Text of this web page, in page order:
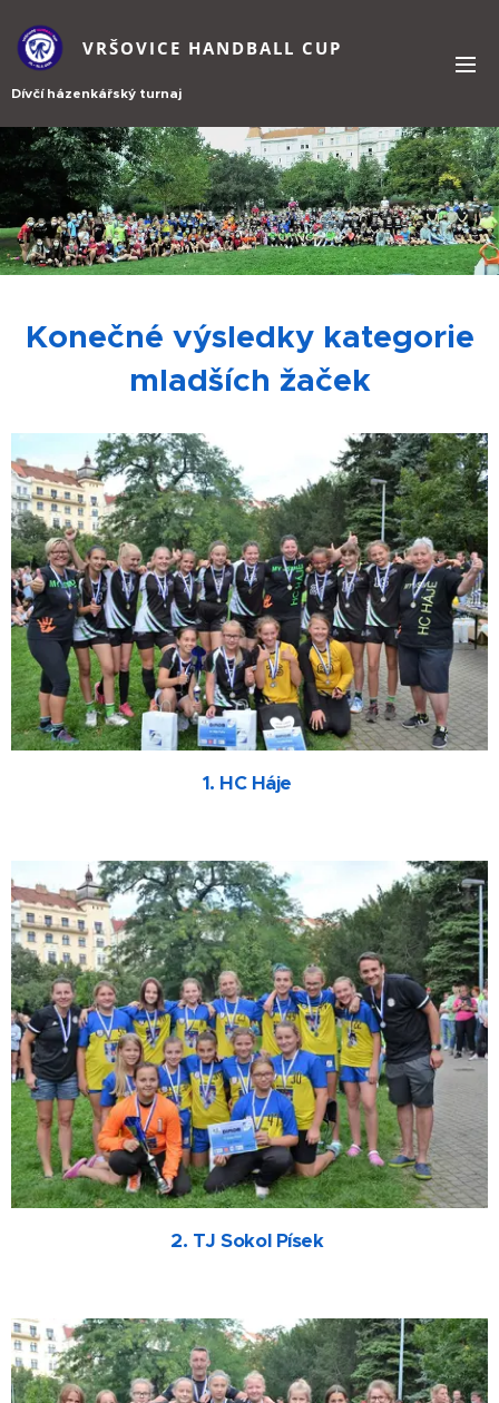
VRŠOVICE HANDBALL CUP
Dívčí házenkářský turnaj
Konečné výsledky kategorie
mladších žaček
1. HC Háje
2. TJ Sokol Písek